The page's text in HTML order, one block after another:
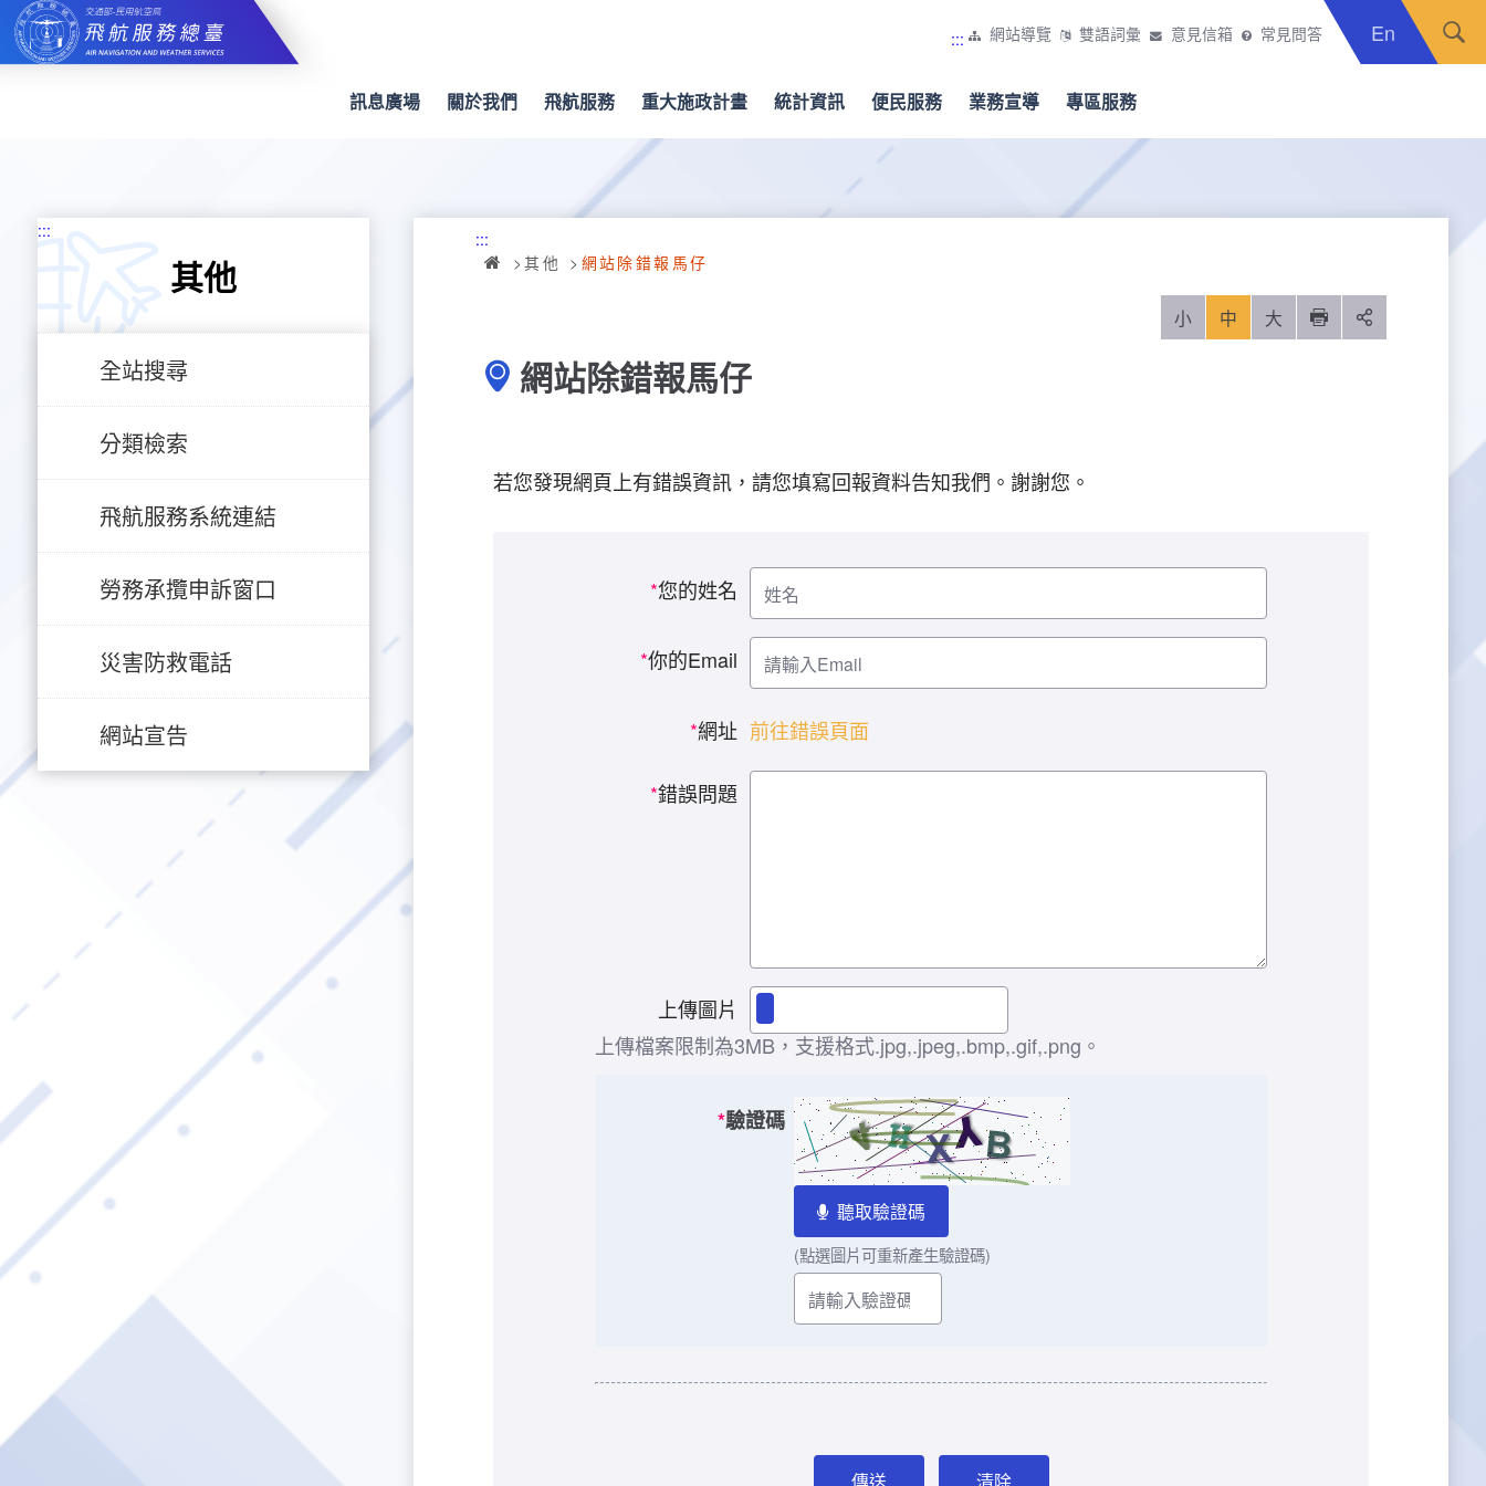
跳
到
主
要
::: 網站導覽 雙語詞彙 意見信箱 常見問答 En
訊息廣場 關於我們 飛航服務 重大施政計畫 統計資訊 便民服務 業務宣導 專區服務
:::
其他
全站搜尋
分類檢索
飛航服務系統連結
勞務承攬申訴窗口
災害防救電話
網站宣告
:::
其他
網站除錯報馬仔
小 中 大 列印
網站除錯報馬仔
若您發現網頁上有錯誤資訊，請您填寫回報資料告知我們。謝謝您。
*您的姓名
*你的Email
*網址 前往錯誤頁面
*錯誤問題
上傳圖片
上傳檔案限制為3MB，支援格式.jpg,.jpeg,.bmp,.gif,.png。
*驗證碼
(點選圖片可重新產生驗證碼)
聽取驗證碼